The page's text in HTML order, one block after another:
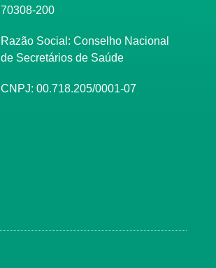
70308-200
Razão Social: Conselho Nacional
de Secretários de Saúde
CNPJ: 00.718.205/0001-07